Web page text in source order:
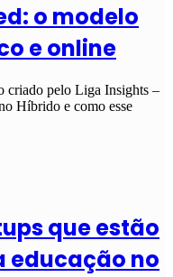
o modelo
e online
criado pelo Liga Insights –
Híbrido e como esse
que estão
educação no